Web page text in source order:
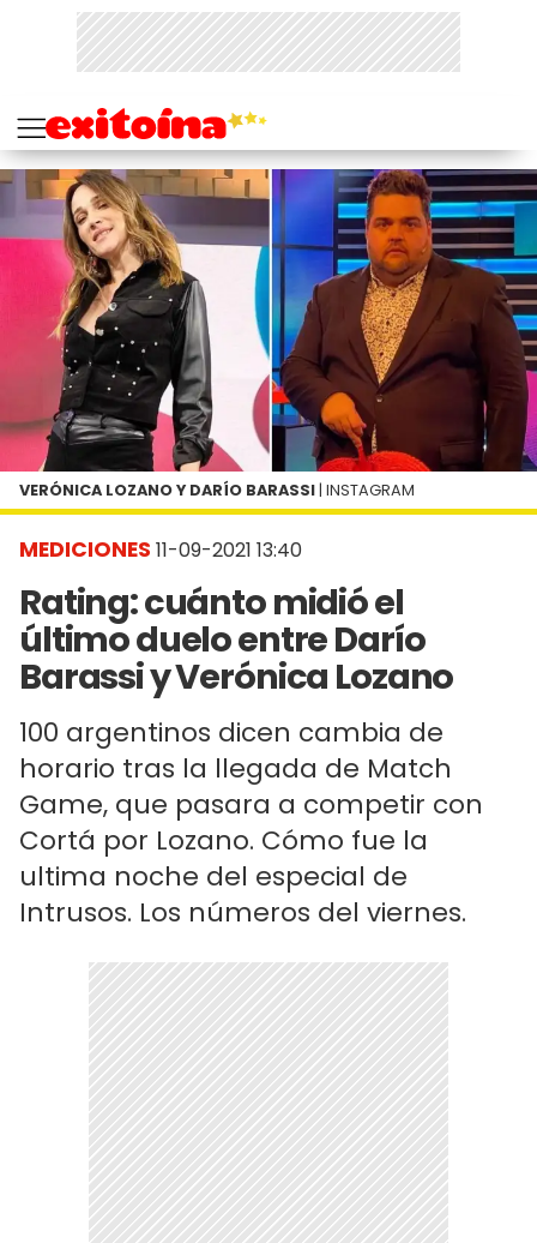
MEDICIONES 11-09-2021 13:40
Rating: cuánto midió el
último duelo entre Darío
Barassi y Verónica Lozano
100 argentinos dicen cambia de
horario tras la llegada de Match
Game, que pasara a competir con
Cortá por Lozano. Cómo fue la
ultima noche del especial de
Intrusos. Los números del viernes.
VERÓNICA LOZANO Y DARÍO BARASSI | INSTAGRAM